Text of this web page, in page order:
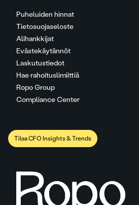
Puheluiden hinnat
Tietosuojaseloste
Alihankkijat
Evästekäytännöt
Laskutustiedot
Hae rahoituslimiittiä
Ropo Group
Compliance Center
Tilaa CFO Insights & Trends